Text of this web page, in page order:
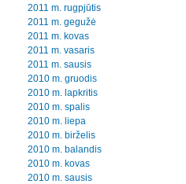
2011 m. rugpjūtis
2011 m. gegužė
2011 m. kovas
2011 m. vasaris
2011 m. sausis
2010 m. gruodis
2010 m. lapkritis
2010 m. spalis
2010 m. liepa
2010 m. birželis
2010 m. balandis
2010 m. kovas
2010 m. sausis